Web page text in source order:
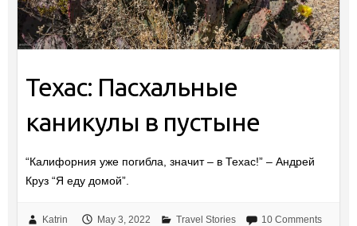
Техас: Пасхальные
каникулы в пустыне
“Калифорния уже погибла, значит – в Техас!” – Андрей
Круз “Я еду домой”.
Katrin May 3, 2022 Travel Stories 10 Comments